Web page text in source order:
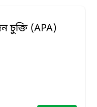
চুক্তি (APA)